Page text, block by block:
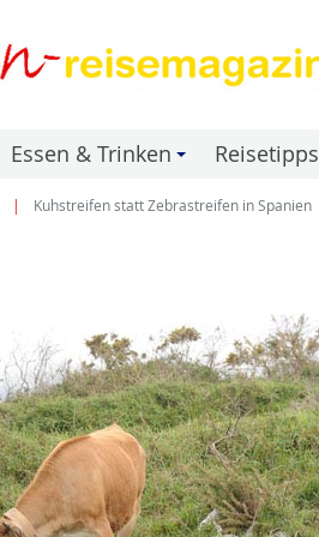
Essen & Trinken Reisetipps
Kuhstreifen statt Zebrastreifen in Spanien